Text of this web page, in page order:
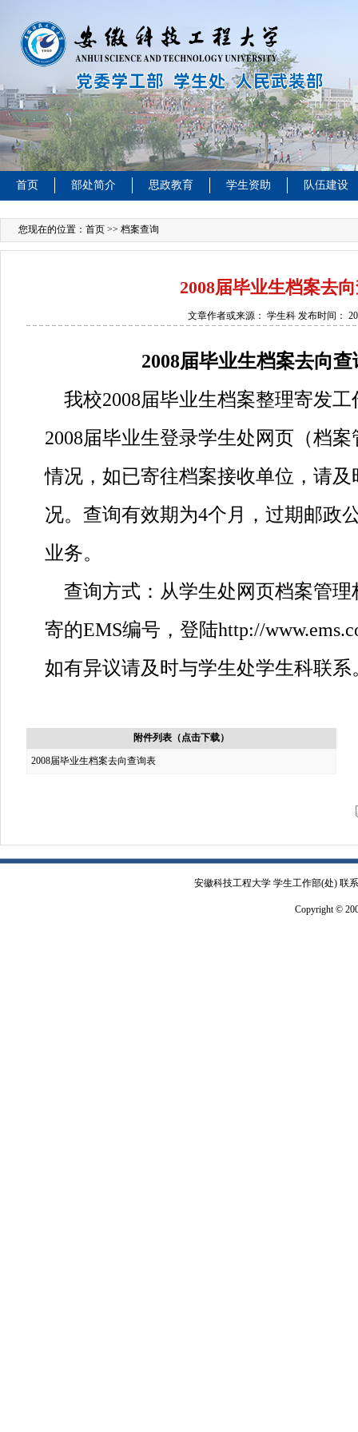
首页 部处简介 思政教育 学生资助 队伍建设
您现在的位置： 首页 >> 档案查询
2008届毕业生档案去
文章作者或来源：学生科 发布时间：
2008届毕业生档案去向
我校2008届毕业生档案整理寄发
2008届毕业生登录学生处网页（档
情况，如已寄往档案接收单位，请
况。查询有效期为4个月，过期邮政
业务。
查询方式：从学生处网页档案管
寄的EMS编号，登陆http://
如有异议请及时与学生处学生科联系
附件列表（点击下载）
2008届毕业生档案去向查询表
安徽科技工程大学 学生工作部(处) 联
Copyright ©